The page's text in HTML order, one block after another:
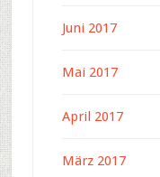
Juni 2017
Mai 2017
April 2017
März 2017